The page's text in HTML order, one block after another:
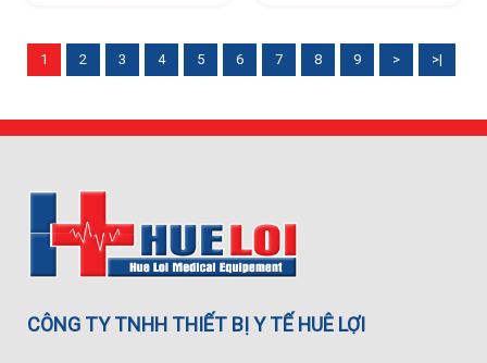
1 2 3 4 5 6 7 8 9 > >|
CÔNG TY TNHH THIẾT BỊ Y TẾ HUÊ LỢI